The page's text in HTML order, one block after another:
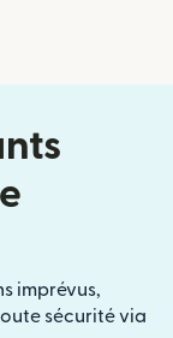
imprévus,
sécurité via